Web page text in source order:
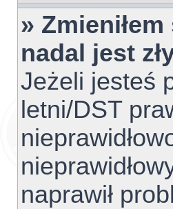
»
nadal jest
Jeżeli jesteś
letni/DST
naprawił